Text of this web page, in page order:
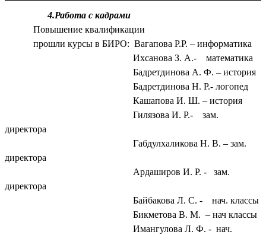
4.Работа с кадрами
Повышение квалификации
прошли курсы в БИРО: Вагапова Р.Р. – информатика
Ихсанова З. А.- математика
Бадретдинова А. Ф. – история
Бадретдинова Н. Р.- логопед
Кашапова И. Ш. – история
Гилязова И. Р.- зам.
директора
Габдулхаликова Н. В. – зам.
директора
Ардаширов И. Р. - зам.
директора
Байбакова Л. С. - нач. классы
Бикметова В. М. – нач классы
Имангулова Л. Ф. - нач.